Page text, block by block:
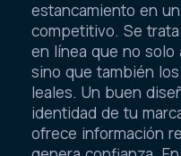
estancamiento en
competitivo. Se
en línea que no solo
sino que también
leales. Un buen
identidad de tu
ofrece información